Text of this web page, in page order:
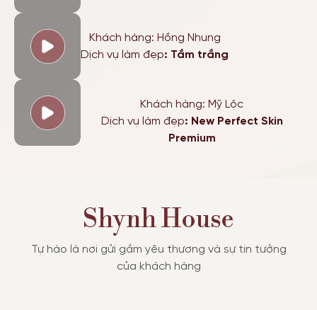
Khách hàng: Hồng Nhung
Dịch vụ làm đẹp: Tắm trắng
Khách hàng: Mỹ Lộc
Dịch vụ làm đẹp: New Perfect Skin
Premium
Shynh House
Tự hào là nơi gửi gắm yêu thương và sự tin tưởng
của khách hàng